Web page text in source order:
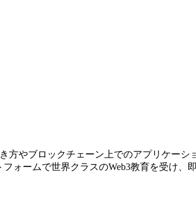
方やブロックチェーン上でのアプリケー
ォームで世界クラスのWeb3教育を受け